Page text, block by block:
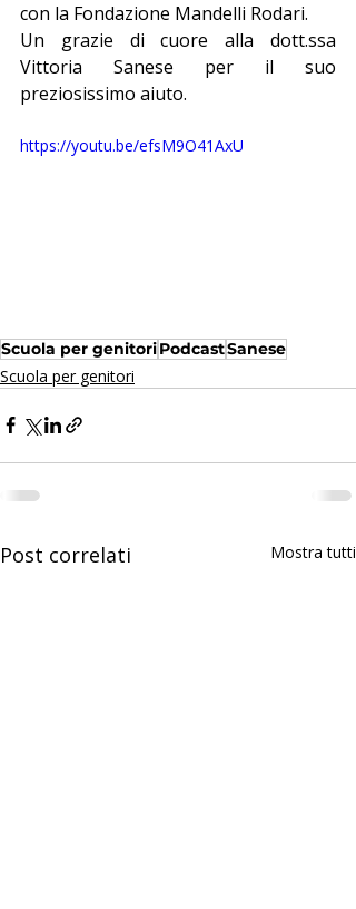
con la Fondazione Mandelli Rodari.
Un grazie di cuore alla dott.ssa
Vittoria Sanese per il suo
preziosissimo aiuto.
https://youtu.be/efsM9O41AxU
Scuola per genitoriPodcastSanese
Scuola per genitori
Post correlati Mostra tutti